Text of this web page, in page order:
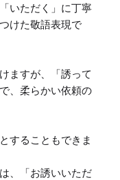
いただく」に丁寧
けた敬語表現で
ますが、「誘って
、柔らかい依頼の
することもできま
、「お誘いいただ